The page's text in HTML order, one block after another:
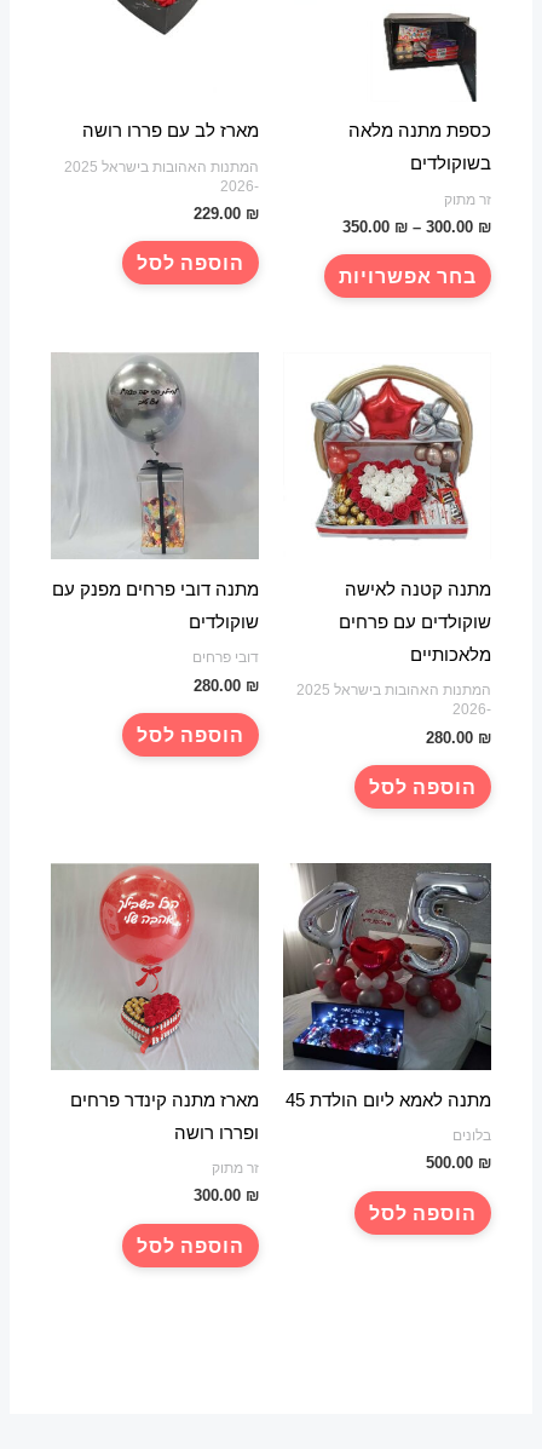
כספת מתנה מלאה
בשוקולדים
זר מתוק
300.00 ₪
–
350.00 ₪
טווח
עדבחר אפשרויות
ניתן
לבחור
האפשרויות
מארז לב עם פררו רושה
המתנות האהובות בישראל 2025
-2026
229.00 ₪
הוספה לסל
מתנה קטנה לאישה
שוקולדים עם פרחים
מלאכותיים
המתנות האהובות בישראל 2025
-2026
280.00 ₪
הוספה לסל
מתנה דובי פרחים מפנק עם
שוקולדים
דובי פרחים
280.00 ₪
הוספה לסל
מתנה לאמא ליום הולדת 45
בלונים
500.00 ₪
הוספה לסל
מארז מתנה קינדר פרחים
ופררו רושה
זר מתוק
300.00 ₪
הוספה לסל